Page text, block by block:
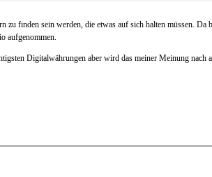
finden sein werden, die etwas auf sich halten müssen.
aufgenommen.
Digitalwährungen aber wird das meiner Meinung